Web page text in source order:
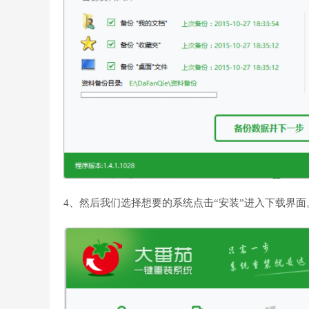
4、然后我们选择想要的系统点击“安装”进入下载界面